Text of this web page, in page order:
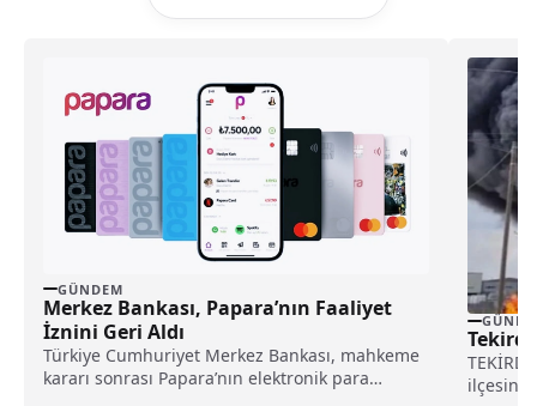
GÜNDEM
Merkez Bankası, Papara’nın Faaliyet
İznini Geri Aldı
Türkiye Cumhuriyet Merkez Bankası, mahkeme
kararı sonrası Papara’nın elektronik para